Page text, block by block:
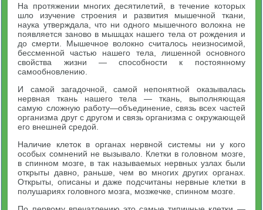
На протяжении многих десятилетий, в течение которых
шло изучение строения и развития мышечной ткани,
наука утверждала, что ни одного мышечного волокна не
появляется заново в мышцах нашего тела от рождения и
до смерти. Мышечное волокно считалось неизносимой,
бессменной частью нашего тела, лишенной основного
свойства жизни — способности к постоянному
самообновлению.
И самой загадочной, самой непонятной оказывалась
нервная ткань нашего тела — ткань, выполняющая
самую сложную работу—объединение, связь всех частей
организма друг с другом и связь организма с окружающей
его внешней средой.
Наличие клеток в органах нервной системы ни у кого
особых сомнений не вызывало. Клетки в головном мозге,
в спинном мозге, в так называемых нервных узлах были
открыты давно, раньше, чем во многих других органах.
Открыты, описаны и даже подсчитаны нервные клетки в
полушариях головного мозга, мозжечке, спинном мозге.